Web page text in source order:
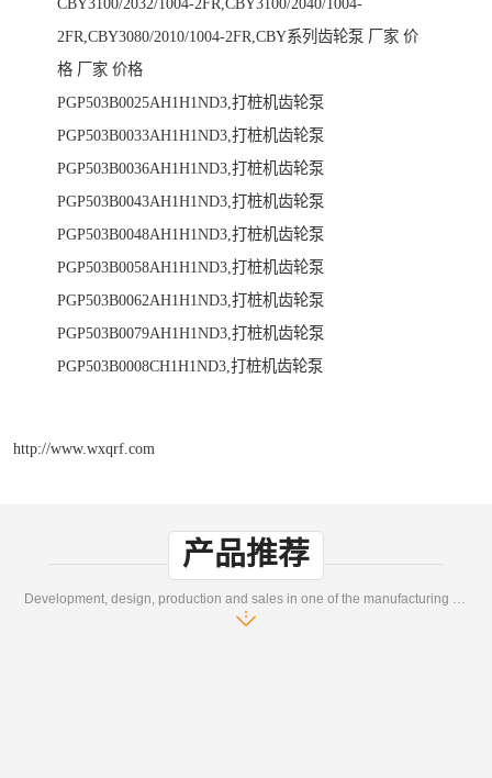
CBY3100/2032/1004-2FR,CBY3100/2040/1004-
2FR,CBY3080/2010/1004-2FR,CBY系列齿轮泵 厂家 价
格 厂家 价格
PGP503B0025AH1H1ND3,打桩机齿轮泵
PGP503B0033AH1H1ND3,打桩机齿轮泵
PGP503B0036AH1H1ND3,打桩机齿轮泵
PGP503B0043AH1H1ND3,打桩机齿轮泵
PGP503B0048AH1H1ND3,打桩机齿轮泵
PGP503B0058AH1H1ND3,打桩机齿轮泵
PGP503B0062AH1H1ND3,打桩机齿轮泵
PGP503B0079AH1H1ND3,打桩机齿轮泵
PGP503B0008CH1H1ND3,打桩机齿轮泵
http://www.wxqrf.com
产品推荐